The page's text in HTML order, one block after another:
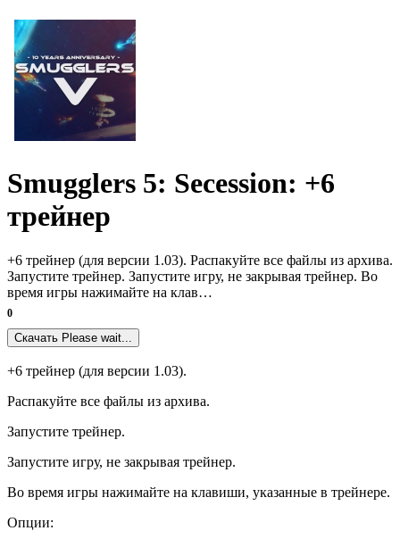
Smugglers 5: Secession: +6
трейнер
+6 трейнер (для версии 1.03). Распакуйте все файлы из архива.
Запустите трейнер. Запустите игру, не закрывая трейнер. Во
время игры нажимайте на клав…
0
Скачать Please wait...
+6 трейнер (для версии 1.03).
Распакуйте все файлы из архива.
Запустите трейнер.
Запустите игру, не закрывая трейнер.
Во время игры нажимайте на клавиши, указанные в трейнере.
Опции: